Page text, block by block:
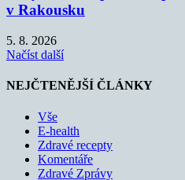
v Rakousku
5. 8. 2026
Načíst další
NEJČTENĚJŠÍ ČLÁNKY
Vše
E-health
Zdravé recepty
Komentáře
Zdravé Zprávy